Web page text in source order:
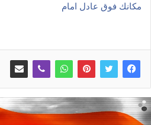
مكانك فوق عادل امام